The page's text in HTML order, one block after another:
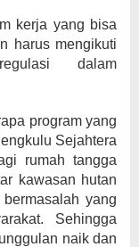
kerja yang bisa
harus mengikuti
dalam
program yang
Sejahtera
rumah tangga
kawasan hutan
yang
Sehingga
naik dan